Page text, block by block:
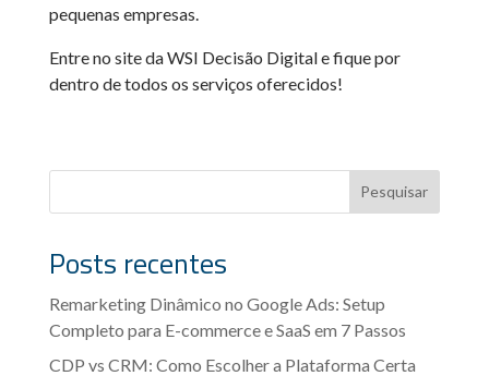
pequenas empresas.
Entre no site da WSI Decisão Digital e fique por
dentro de todos os serviços oferecidos!
Pesquisar
Posts recentes
Remarketing Dinâmico no Google Ads: Setup
Completo para E-commerce e SaaS em 7 Passos
CDP vs CRM: Como Escolher a Plataforma Certa